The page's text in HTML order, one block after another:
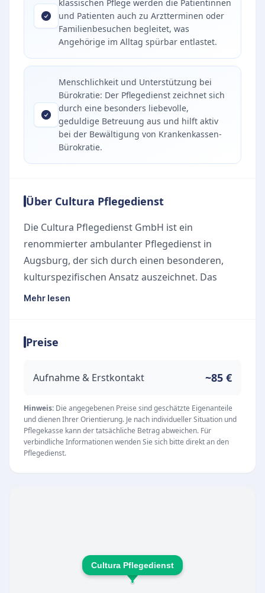
klassischen Pflege werden die Patientinnen
und Patienten auch zu Arztterminen oder
Familienbesuchen begleitet, was
Angehörige im Alltag spürbar entlastet.
Menschlichkeit und Unterstützung bei
Bürokratie: Der Pflegedienst zeichnet sich
durch eine besonders liebevolle,
geduldige Betreuung aus und hilft aktiv
bei der Bewältigung von Krankenkassen-
Bürokratie.
Über Cultura Pflegedienst
Die Cultura Pflegedienst GmbH ist ein
renommierter ambulanter Pflegedienst in
Augsburg, der sich durch einen besonderen,
kulturspezifischen Ansatz auszeichnet. Das
engagierte Team hat sich auf die liebevolle und
Patienten spezialisiert. Im Mittelpunkt der
Mensch, für den sich die Pflegekräfte stets
und professionelle Versorgung in der eigenen
Häuslichkeit zu gewährleisten.
Unsere Leistungen
Der Pflegedienst bietet ein umfassendes
Spektrum an ambulanten Dienstleistungen, die
auch weitreichend im Alltag.
Hochwertige Pflege und kompetente Beratung
Mehr lesen
Preise
Aufnahme & Erstkontakt ~85 €
Hinweis: Die angegebenen Preise sind geschätzte Eigenanteile
und dienen Ihrer Orientierung. Je nach individueller Situation und
Pflegekasse kann der tatsächliche Betrag abweichen. Für
verbindliche Informationen wenden Sie sich bitte direkt an den
Pflegedienst.
Cultura Pflegedienst